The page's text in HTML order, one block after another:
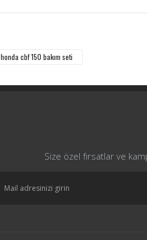
honda cbf 150 bakım seti
Size özel fırsatlar ve